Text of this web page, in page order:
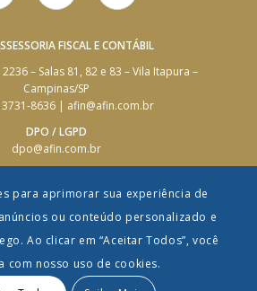
FISCAL E CONTÁBIL
2236 – Salas 81, 82 e 83 – Vila Itapura –
Campinas/SP
3731-8636 | afin@afin.com.br
DPO / LGPD
dpo@afin.com.br
para aprimorar sua experiência de
ou conteúdo personalizado e
Ao clicar em “Aceitar Todos”, você
com nosso uso de cookies.